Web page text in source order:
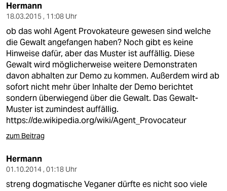
Hermann
18.03.2015 , 11:08 Uhr
ob das wohl Agent Provokateure gewesen sind welche
die Gewalt angefangen haben? Noch gibt es keine
Hinweise dafür, aber das Muster ist auffällig. Diese
Gewalt wird möglicherweise weitere Demonstraten
davon abhalten zur Demo zu kommen. Außerdem wird ab
sofort nicht mehr über Inhalte der Demo berichtet
sondern überwiegend über die Gewalt. Das Gewalt-
Muster ist zumindest auffällig.
https://de.wikipedia.org/wiki/Agent_Provocateur
zum Beitrag
Hermann
01.10.2014 , 01:18 Uhr
streng dogmatische Veganer dürfte es nicht soo viele